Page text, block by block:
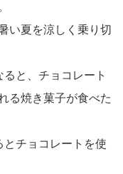
い夏を涼しく乗り切
と、チョコレート
る焼き菓子が食べた
チョコレートを使